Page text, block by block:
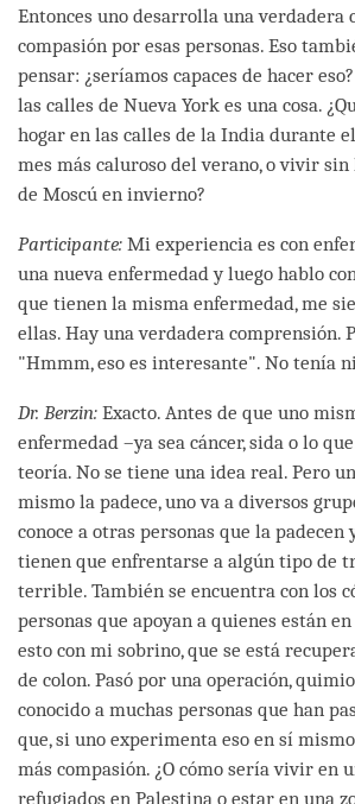
Entonces uno desarrolla una verdadera
compasión por esas personas. Eso
pensar: ¿seríamos capaces de hacer
las calles de Nueva York es una cosa.
hogar en las calles de la India durante
mes más caluroso del verano, o vivir sin
de Moscú en invierno?
Participante: Mi experiencia es con
una nueva enfermedad y luego hablo
que tienen la misma enfermedad, me
ellas. Hay una verdadera comprensión.
"Hmmm, eso es interesante". No tenía
Dr. Berzin: Exacto. Antes de que uno
enfermedad –ya sea cáncer, sida o lo
teoría. No se tiene una idea real. Pero
mismo la padece, uno va a diversos
conoce a otras personas que la padecen
tienen que enfrentarse a algún tipo de
terrible. También se encuentra con los
personas que apoyan a quienes están
esto con mi sobrino, que se está
de colon. Pasó por una operación,
conocido a muchas personas que han
que, si uno experimenta eso en sí
más compasión. ¿O cómo sería vivir en
refugiados en Palestina o estar en una